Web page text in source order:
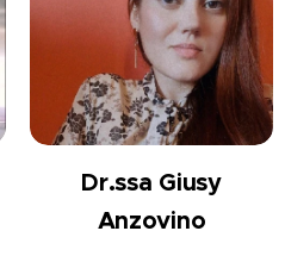
Dr.ssa Giusy
Anzovino